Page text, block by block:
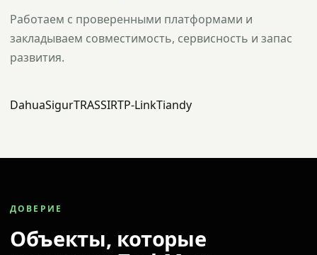
Работаем с проверенными платформами и
закладываем совместимость, сервисность и запас
развития.
DahuaSigurTRASSIRTP-LinkTiandy
ДОВЕРИЕ
Объекты, которые